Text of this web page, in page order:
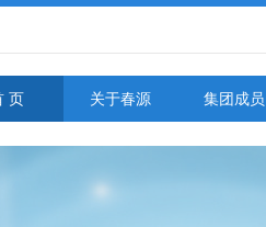
页 关于春源 集团成员